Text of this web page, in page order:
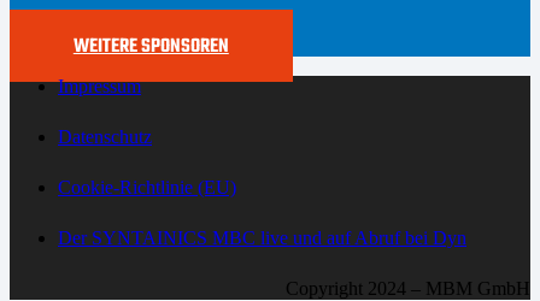
WEITERE SPONSOREN
Impressum
Datenschutz
Cookie-Richtlinie (EU)
Der SYNTAINICS MBC live und auf Abruf bei Dyn
Copyright 2024 – MBM GmbH